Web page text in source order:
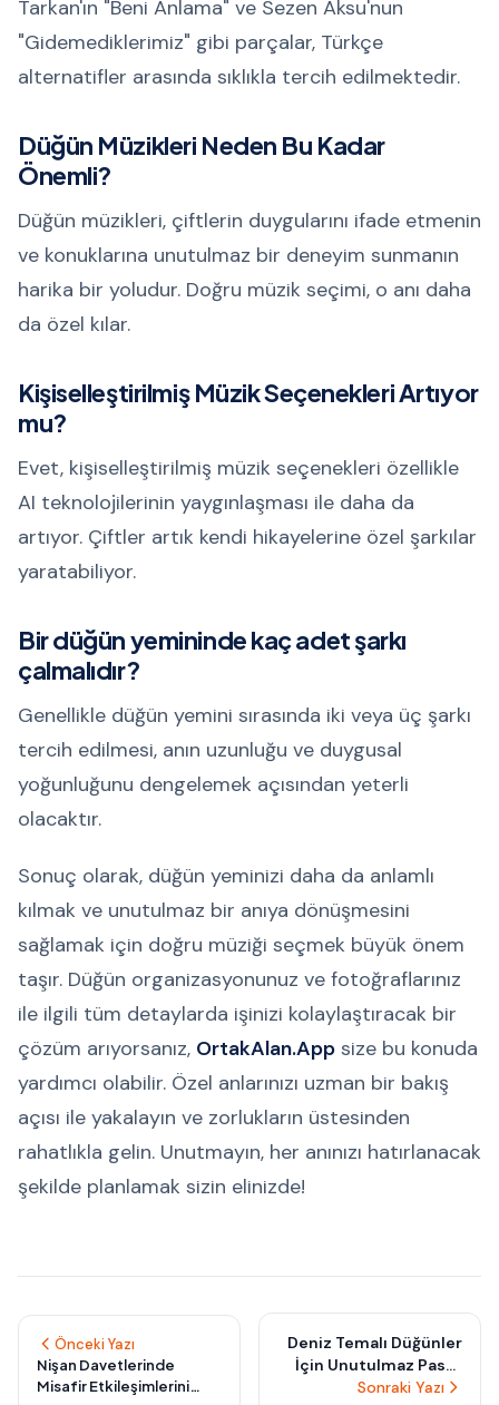
Tarkan'ın "Beni Anlama" ve Sezen Aksu'nun
"Gidemediklerimiz" gibi parçalar, Türkçe
alternatifler arasında sıklıkla tercih edilmektedir.
Düğün Müzikleri Neden Bu Kadar
Önemli?
Düğün müzikleri, çiftlerin duygularını ifade etmenin
ve konuklarına unutulmaz bir deneyim sunmanın
harika bir yoludur. Doğru müzik seçimi, o anı daha
da özel kılar.
Kişiselleştirilmiş Müzik Seçenekleri Artıyor
mu?
Evet, kişiselleştirilmiş müzik seçenekleri özellikle
AI teknolojilerinin yaygınlaşması ile daha da
artıyor. Çiftler artık kendi hikayelerine özel şarkılar
yaratabiliyor.
Bir düğün yemininde kaç adet şarkı
çalmalıdır?
Genellikle düğün yemini sırasında iki veya üç şarkı
tercih edilmesi, anın uzunluğu ve duygusal
yoğunluğunu dengelemek açısından yeterli
olacaktır.
Sonuç olarak, düğün yeminizi daha da anlamlı
kılmak ve unutulmaz bir anıya dönüşmesini
sağlamak için doğru müziği seçmek büyük önem
taşır. Düğün organizasyonunuz ve fotoğraflarınız
ile ilgili tüm detaylarda işinizi kolaylaştıracak bir
çözüm arıyorsanız, OrtakAlan.App size bu konuda
yardımcı olabilir. Özel anlarınızı uzman bir bakış
açısı ile yakalayın ve zorlukların üstesinden
rahatlıkla gelin. Unutmayın, her anınızı hatırlanacak
şekilde planlamak sizin elinizde!
Önceki Yazı
Nişan Davetlerinde
Misafir Etkileşimlerini
Sonraki Yazı
Deniz Temalı Düğünler
İçin Unutulmaz Pasta
Tasarımları